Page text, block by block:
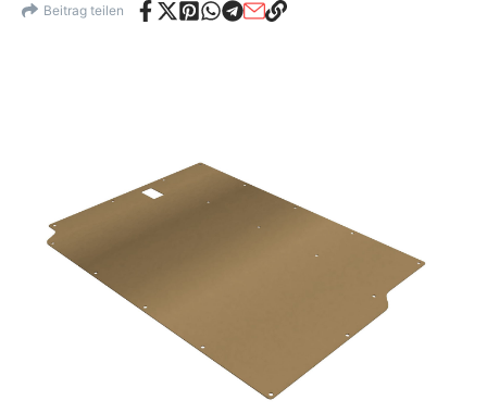
Beitrag teilen